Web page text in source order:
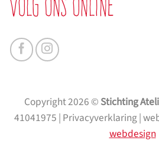
Volg ons online
Copyright 2026 © Stichting
41041975 | Privacyverklaring |
webdesign